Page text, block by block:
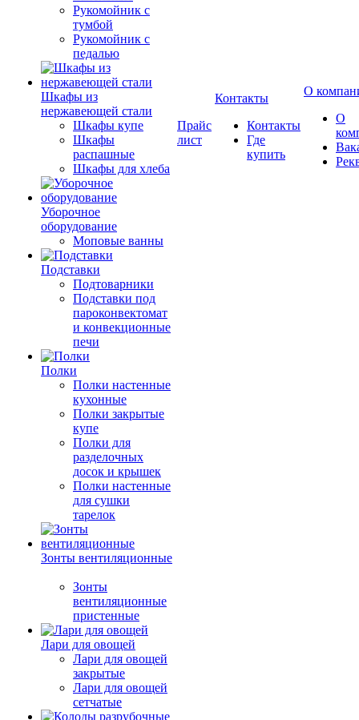
Рукомойник с
тумбой
Рукомойник с
педалью
Шкафы из
нержавеющей стали
Шкафы купе
Шкафы
распашные
Шкафы для хлеба
Уборочное
оборудование
Моповые ванны
Подставки
Подтоварники
Подставки под
пароконвектомат
и конвекционные
печи
Полки
Полки настенные
кухонные
Полки закрытые
купе
Полки для
разделочных
досок и крышек
Полки настенные
для сушки
тарелок
Зонты вентиляционные
Зонты
вентиляционные
пристенные
Лари для овощей
Лари для овощей
закрытые
Лари для овощей
сетчатые
Прайс
лист
Контакты
Контакты
Где
купить
О
О